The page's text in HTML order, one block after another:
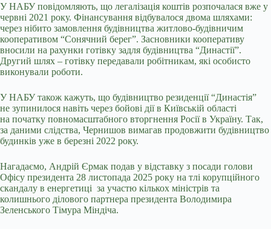
У НАБУ повідомляють, що легалізація коштів розпочалася вже у
червні 2021 року. Фінансування відбувалося двома шляхами:
через нібито замовлення будівництва житлово-будівничим
кооперативом “Сонячний берег”. Засновники кооперативу
вносили на рахунки готівку задля будівництва “Династії”.
Другий шлях – готівку передавали робітникам, які особисто
виконували роботи.
У НАБУ також кажуть, що будівництво резиденції “Династія”
не зупинилося навіть через бойові дії в Київській області
на початку повномасштабного вторгнення Росії в Україну. Так,
за даними слідства, Чернишов вимагав продовжити будівництво
будинків уже в березні 2022 року.
Нагадаємо, Андрій Єрмак подав у відставку з посади голови
Офісу президента 28 листопада 2025 року на тлі корупційного
скандалу в енергетиці за участю кількох міністрів та
колишнього ділового партнера президента Володимира
Зеленського Тімура Міндіча.